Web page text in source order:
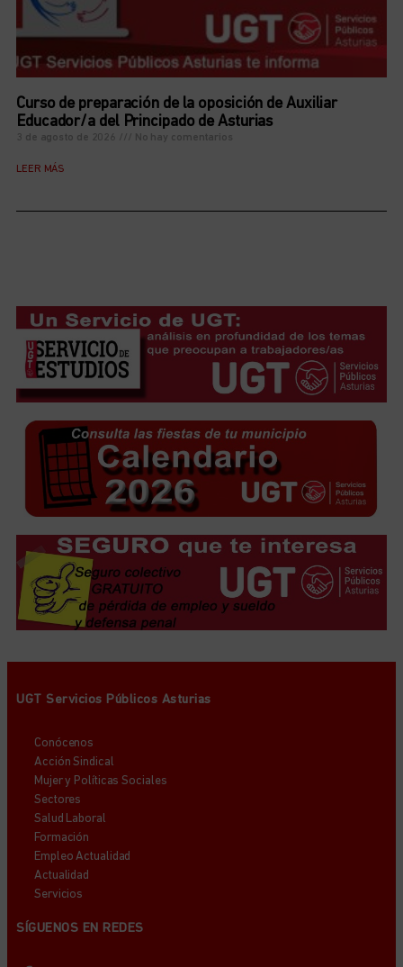
Curso de preparación de la oposición de Auxiliar
Educador/a del Principado de Asturias
3 de agosto de 2026 No hay comentarios
LEER MÁS
UGT Servicios Públicos Asturias
Conócenos
Acción Sindical
Mujer y Políticas Sociales
Sectores
Salud Laboral
Formación
Empleo Actualidad
Actualidad
Servicios
SÍGUENOS EN REDES